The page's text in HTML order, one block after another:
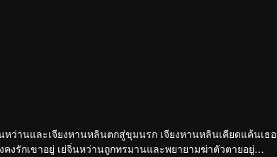
หว่านและเจียงหานหลินตกสู่ขุมนรก เจียงหานหลินเคียดแค้นเธอ
งรักเขาอยู่ เย่จิ่นหว่านถูกทรมานและพยายามฆ่าตัวตายอยู่